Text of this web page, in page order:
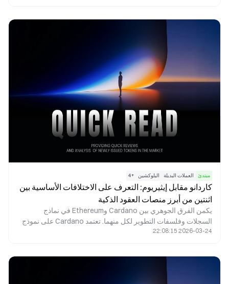
مبتدئ العملات البديلة البلوكشين +
4
كاردانو مقابل إيثيريوم: التعرف على الاختلافات الأساسية بين
اثنتين من أبرز منصات العقود الذكية
يكمن الفرق الجوهري بين Cardano وEthereum في نماذج
السجلات وفلسفات التطوير لكل منهما. تعتمد Cardano على نموذج
2026-03-24 22:08:15